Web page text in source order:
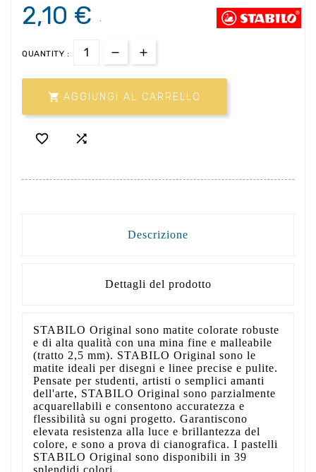
2,10 € .
QUANTITY :
 AGGIUNGI AL CARRELLO
 
Descrizione
Dettagli del prodotto
STABILO Original sono matite colorate robuste
e di alta qualità con una mina fine e malleabile
(tratto 2,5 mm). STABILO Original sono le
matite ideali per disegni e linee precise e pulite.
Pensate per studenti, artisti o semplici amanti
dell'arte, STABILO Original sono parzialmente
acquarellabili e consentono accuratezza e
flessibilità su ogni progetto. Garantiscono
elevata resistenza alla luce e brillantezza del
colore, e sono a prova di cianografica. I pastelli
STABILO Original sono disponibili in 39
splendidi colori.